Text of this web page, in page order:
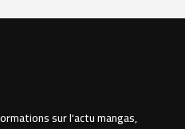
sur l'actu mangas,